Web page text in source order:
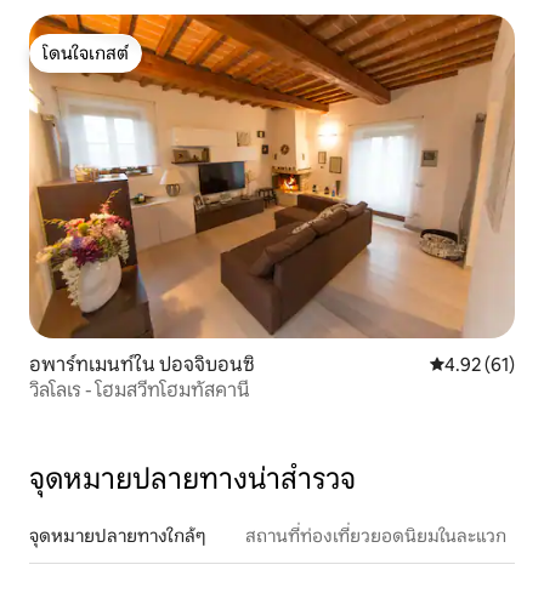
โดนใจเกสต์
โดนใจเกสต์
อพาร์ทเมนท์ใน ปอจจิบอนซิ คะแนนเฉลี่ย
4.92 (61)
วิลโลเร - โฮมสวีทโฮมทัสคานี
จุดหมายปลายทางน่าสำรวจ
จุดหมายปลายทางใกล้ๆ สถานที่ท่องเที่ยวยอดนิยมในละแวก